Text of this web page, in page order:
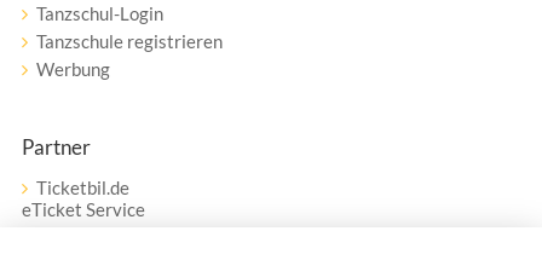
Tanzschul-Login
Tanzschule registrieren
Werbung
Partner
Ticketbil.de
eTicket Service